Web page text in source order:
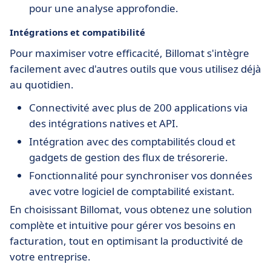
pour une analyse approfondie.
Intégrations et compatibilité
Pour maximiser votre efficacité, Billomat s'intègre
facilement avec d'autres outils que vous utilisez déjà
au quotidien.
Connectivité avec plus de 200 applications via
des intégrations natives et API.
Intégration avec des comptabilités cloud et
gadgets de gestion des flux de trésorerie.
Fonctionnalité pour synchroniser vos données
avec votre logiciel de comptabilité existant.
En choisissant Billomat, vous obtenez une solution
complète et intuitive pour gérer vos besoins en
facturation, tout en optimisant la productivité de
votre entreprise.